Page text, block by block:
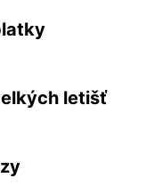
letišť